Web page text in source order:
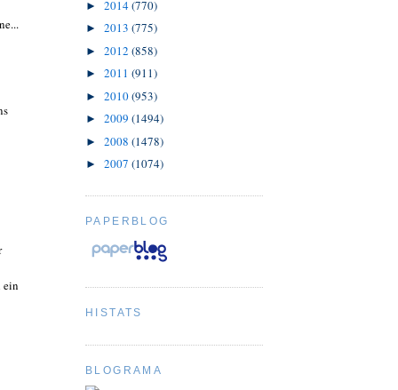
ein
► 2014(770)
► 2013 (775)
► 2012 (858)
► 2011 (911)
► 2010(953)
► 2009 (1494)
► 2008 (1478)
► 2007 (1074)
PAPERBLOG
HISTATS
BLOGRAMA